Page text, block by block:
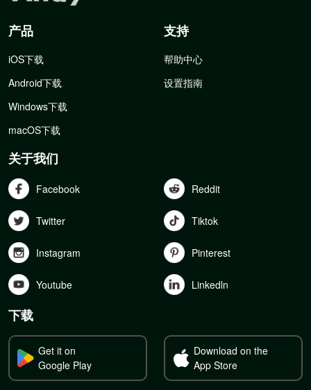
产品
iOS下载
Android下载
Windows下载
macOS下载
支持
帮助中心
设置指南
关于我们
Facebook Reddit
Twitter Tiktok
Instagram Pinterest
Youtube Linkedln
下载
Get it on
Google Play
Download on the
App Store